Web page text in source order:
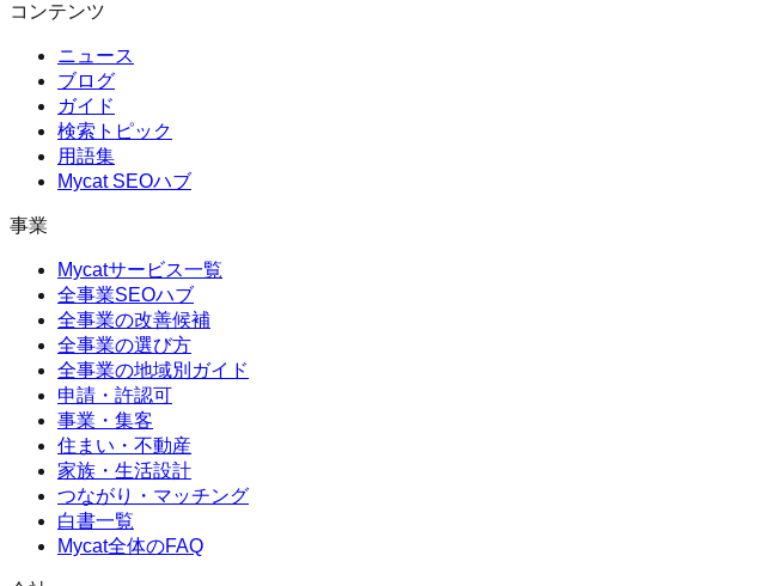
コンテンツ
ニュース
ブログ
ガイド
検索トピック
用語集
Mycat SEOハブ
事業
Mycatサービス一覧
全事業SEOハブ
全事業の改善候補
全事業の選び方
全事業の地域別ガイド
申請・許認可
事業・集客
住まい・不動産
家族・生活設計
つながり・マッチング
白書一覧
Mycat全体のFAQ